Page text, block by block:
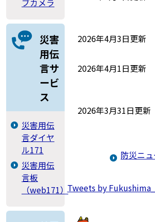
ブカメラ
災害
用伝
言サ
ービ
ス
災害用伝
言ダイヤ
ル171
災害用伝
言板
（web171）
2026年4月3日更新
2026年4月1日更新
2026年3月31日更新
防災ニ
Tweets by